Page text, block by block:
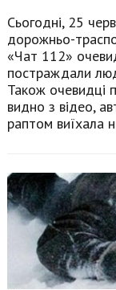
Сьогодні, 25
дорожньо-
«Чат 112»
постраждали
Також очевидці
видно з відео,
раптом виїхала